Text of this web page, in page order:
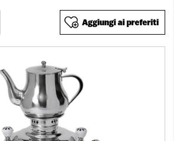
Aggiungi ai preferiti